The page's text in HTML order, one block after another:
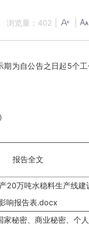
浏览量： 402
为自公告之日起5个
报告全文
20万吨水稳料生产线建
响报告表.docx
秘密、商业秘密、个